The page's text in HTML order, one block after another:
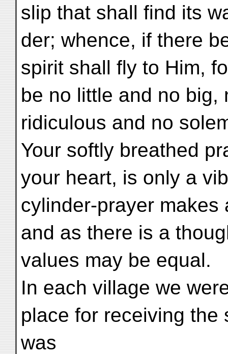
slip that shall find its
der; whence, if there
spirit shall fly to Him,
be no little and no big,
ridiculous and no
Your softly breathed
your heart, is only a
cylinder-prayer makes
and as there is a
values may be equal.
In each village we
place for receiving the
was